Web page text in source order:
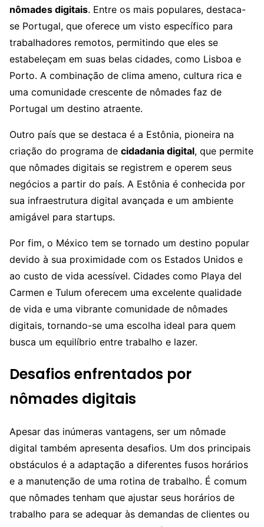
nômades digitais. Entre os mais populares, destaca-
se Portugal, que oferece um visto específico para
trabalhadores remotos, permitindo que eles se
estabeleçam em suas belas cidades, como Lisboa e
Porto. A combinação de clima ameno, cultura rica e
uma comunidade crescente de nômades faz de
Portugal um destino atraente.
Outro país que se destaca é a Estônia, pioneira na
criação do programa de cidadania digital, que permite
que nômades digitais se registrem e operem seus
negócios a partir do país. A Estônia é conhecida por
sua infraestrutura digital avançada e um ambiente
amigável para startups.
Por fim, o México tem se tornado um destino popular
devido à sua proximidade com os Estados Unidos e
ao custo de vida acessível. Cidades como Playa del
Carmen e Tulum oferecem uma excelente qualidade
de vida e uma vibrante comunidade de nômades
digitais, tornando-se uma escolha ideal para quem
busca um equilíbrio entre trabalho e lazer.
Desafios enfrentados por
nômades digitais
Apesar das inúmeras vantagens, ser um nômade
digital também apresenta desafios. Um dos principais
obstáculos é a adaptação a diferentes fusos horários
e a manutenção de uma rotina de trabalho. É comum
que nômades tenham que ajustar seus horários de
trabalho para se adequar às demandas de clientes ou